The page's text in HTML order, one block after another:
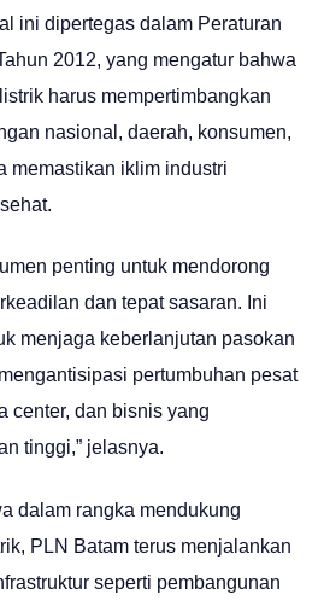
ini dipertegas dalam Peraturan
2012, yang mengatur bahwa
harus mempertimbangkan
nasional, daerah, konsumen,
memastikan iklim industri
penting untuk mendorong
dan tepat sasaran. Ini
menjaga keberlanjutan pasokan
pertumbuhan pesat
center, dan bisnis yang
tinggi,” jelasnya.
dalam rangka mendukung
PLN Batam terus menjalankan
seperti pembangunan